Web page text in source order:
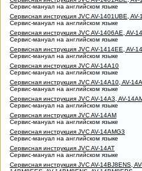
Сервис-мануал на английском языке
Сервисная инструкция JVC AV-1401UBE, AV-
Сервис-мануал на английском языке
Сервисная инструкция JVC AV-1406AE, AV-
Сервис-мануал на английском языке
Сервисная инструкция JVC AV-1414EE, AV-
Сервис-мануал на английском языке
Сервисная инструкция JVC AV-14A10
Сервис-мануал на английском языке
Сервисная инструкция JVC AV-14A10, AV-
Сервис-мануал на английском языке
Сервисная инструкция JVC AV-14A3, AV-
Сервис-мануал на английском языке
Сервисная инструкция JVC AV-14AM
Сервис-мануал на английском языке
Сервисная инструкция JVC AV-14AMG3
Сервис-мануал на английском языке
Сервисная инструкция JVC AV-14AT
Сервис-мануал на английском языке
Сервисная инструкция JVC AV-14BJ8ENS,